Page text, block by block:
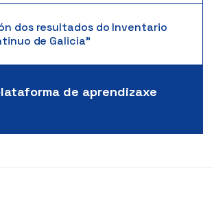
dos resultados do Inventario
de Galicia"
de aprendizaxe